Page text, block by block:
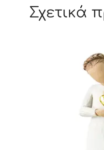
Σχετικά